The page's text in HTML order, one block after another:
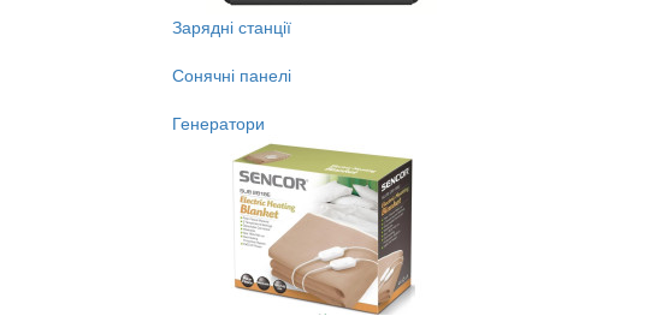
Зарядні станції
Сонячні панелі
Генератори